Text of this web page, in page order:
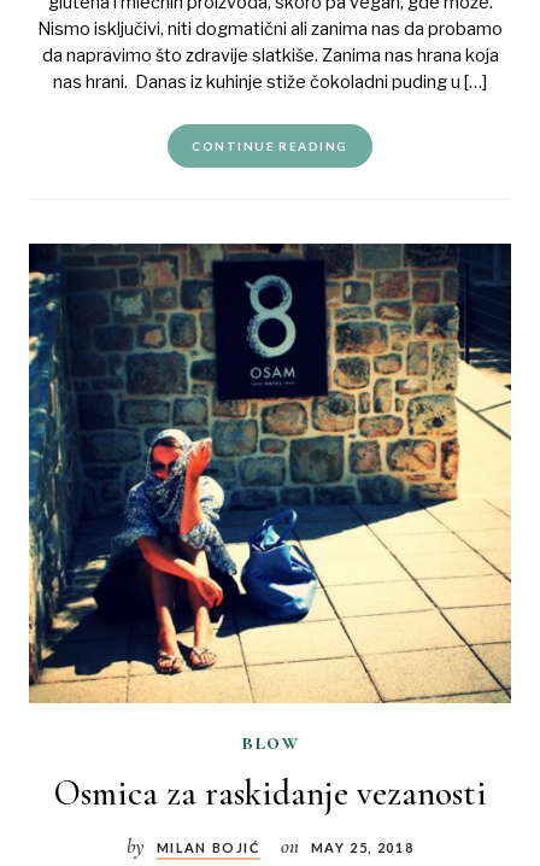
Nismo isključivi, niti dogmatični ali zanima nas da probamo
da napravimo što zdravije slatkiše. Zanima nas hrana koja
nas hrani. Danas iz kuhinje stiže čokoladni puding u […]
CONTINUE READING
blow
Osmica za raskidanje vezanosti
by MILAN BOJIĆ on MAY 25, 2018